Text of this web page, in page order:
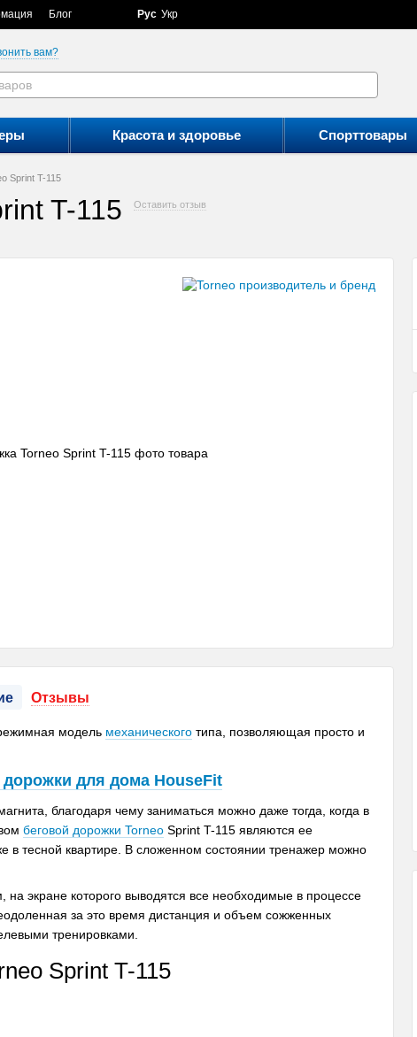
Блог Рус Укр
вам?
Красота и здоровье Спорттовары
Sprint T-115
T-115 Оставить отзыв
Отзывы
модель механического типа, позволяющая просто и
для дома HouseFit
благодаря чему заниматься можно даже тогда, когда в
беговой дорожки Torneo Sprint T-115 являются ее
в тесной квартире. В сложенном состоянии тренажер можно
экране которого выводятся все необходимые в процессе
за это время дистанция и объем сожженных
тренировками.
Sprint T-115